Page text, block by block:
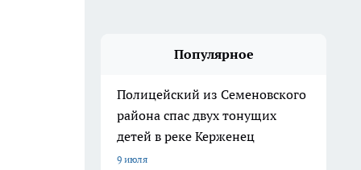
Популярное
Полицейский из Семеновского
района спас двух тонущих
детей в реке Керженец
9 июля